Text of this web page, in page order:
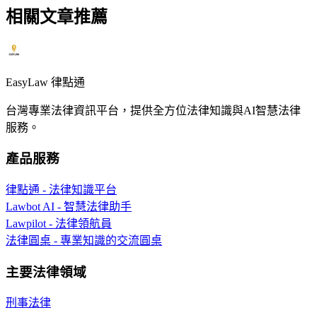
相關文章推薦
EasyLaw 律點通
台灣專業法律資訊平台，提供全方位法律知識與AI智慧法律
服務。
產品服務
律點通 - 法律知識平台
Lawbot AI - 智慧法律助手
Lawpilot - 法律領航員
法律圓桌 - 專業知識的交流圓桌
主要法律領域
刑事法律